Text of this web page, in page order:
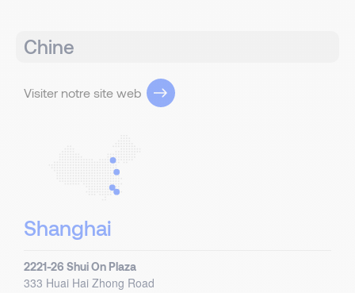
Chine
Visiter notre site web
Shanghai
2221-26 Shui On Plaza
333 Huai Hai Zhong Road